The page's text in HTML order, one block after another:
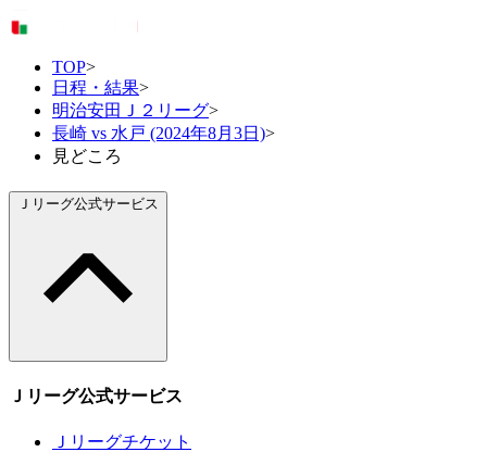
TOP>
日程・結果>
明治安田Ｊ２リーグ>
長崎 vs 水戸 (2024年8月3日)>
見どころ
Ｊリーグ公式サービス
Ｊリーグ公式サービス
Ｊリーグチケット